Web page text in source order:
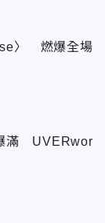
〉 燃爆全場
滿 UVERwor